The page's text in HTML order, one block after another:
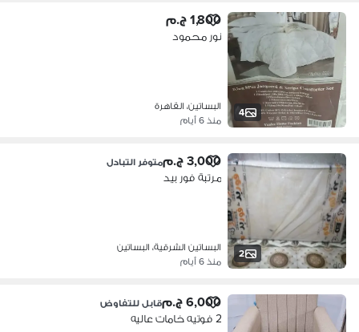
4
1,800 ج.م
نور محمود
البساتين، القاهرة
منذ 6 أيام
2
3,000 ج.م متوفر التبادل
مرتبة فور بيد
البساتين الشرقية، البساتين
منذ 6 أيام
6,000 ج.م قابل للتفاوض
2 فوتيه خامات عاليه